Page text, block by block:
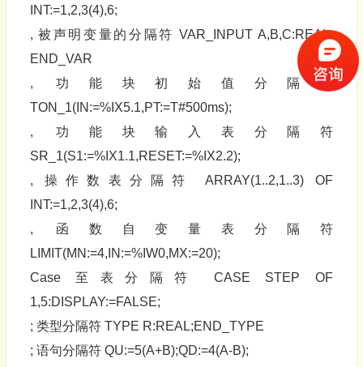
INT:=1,2,3(4),6;
, 被声明变量的分隔符 VAR_INPUT A,B,C:REAL;
END_VAR
, 功能块初始值分隔符
TON_1(IN:=%IX5.1,PT:=T#500ms);
, 功能块输入表分隔符
SR_1(S1:=%IX1.1,RESET:=%IX2.2);
, 操作数表分隔符 ARRAY(1..2,1..3) OF
INT:=1,2,3(4),6;
, 函数自变量表分隔符
LIMIT(MN:=4,IN:=%IW0,MX:=20);
Case 至表分隔符 CASE STEP OF
1,5:DISPLAY:=FALSE;
; 类型分隔符 TYPE R:REAL;END_TYPE
; 语句分隔符 QU:=5(A+B);QD:=4(A-B);